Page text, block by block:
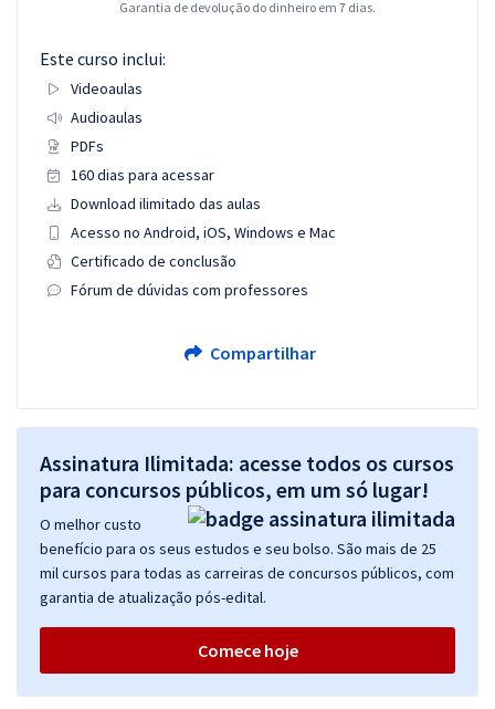
Garantia de devolução do dinheiro em 7 dias.
Este curso inclui:
Videoaulas
Audioaulas
PDFs
160 dias para acessar
Download ilimitado das aulas
Acesso no Android, iOS, Windows e Mac
Certificado de conclusão
Fórum de dúvidas com professores
Compartilhar
Assinatura Ilimitada: acesse todos os cursos
para concursos públicos, em um só lugar!
O melhor custo
benefício para os seus estudos e seu bolso. São mais de 25
mil cursos para todas as carreiras de concursos públicos, com
garantia de atualização pós-edital.
Comece hoje